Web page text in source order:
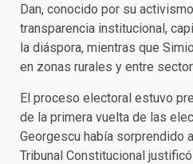
Dan, conocido por su
transparencia institucional,
la diáspora, mientras que
en zonas rurales y entre
El proceso electoral estuvo
de la primera vuelta de las
Georgescu había sorprendido
Tribunal Constitucional